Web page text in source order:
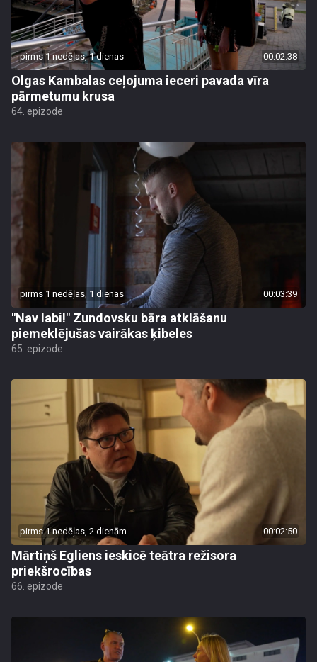
pirms 1 nedēļas, 1 dienas 00:02:38
Olgas Kambalas ceļojuma ieceri pavada vīra
pārmetumu krusa
64. epizode
pirms 1 nedēļas, 1 dienas 00:03:39
"Nav labi!" Zundovsku bāra atklāšanu
piemeklējušas vairākas ķibeles
65. epizode
pirms 1 nedēļas, 2 dienām 00:02:50
Mārtiņš Egliens ieskicē teātra režisora
priekšrocības
66. epizode